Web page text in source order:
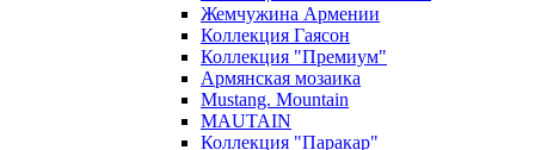
Жемчужина Армении
Коллекция Гаясон
Коллекция "Премиум"
Армянская мозаика
Mustang. Mountain
MAUTAIN
Коллекция "Паракар"